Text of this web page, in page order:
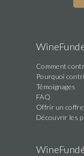
Comment
Pourquoi
Témoignages
FAQ
Offrir un
Découvrir les